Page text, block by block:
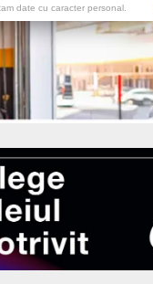
date cu caracter personal.